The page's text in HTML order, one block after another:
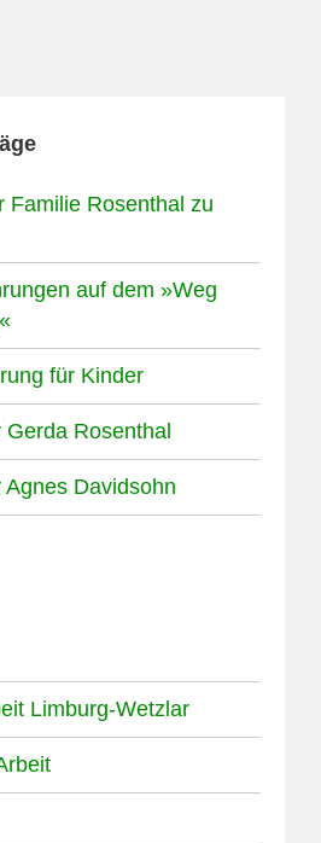
Familie Rosenthal zu
auf dem »Weg
für Kinder
Rosenthal
Davidsohn
Limburg-Wetzlar